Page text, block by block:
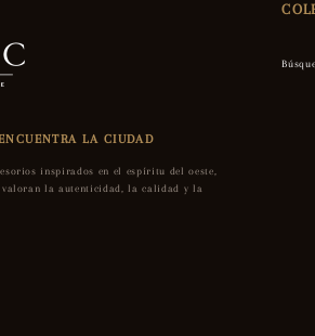
LA CIUDAD
inspirados en el espíritu del oeste,
valoran la autenticidad, la calidad y la